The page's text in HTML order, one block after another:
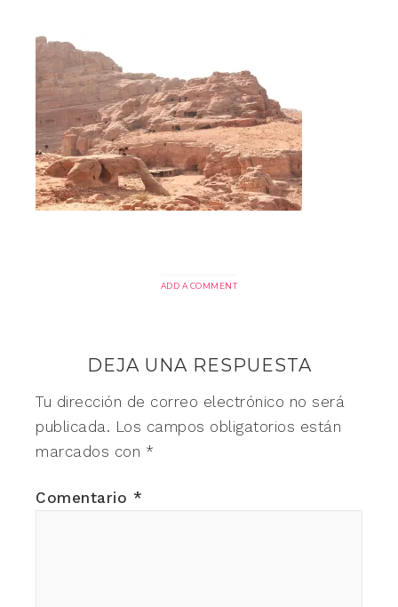
ADD A COMMENT
DEJA UNA RESPUESTA
Tu dirección de correo electrónico no será
publicada. Los campos obligatorios están
marcados con *
Comentario *